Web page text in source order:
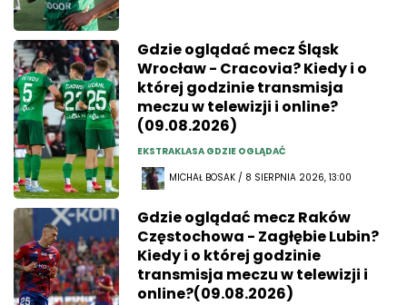
Gdzie oglądać mecz Śląsk
Wrocław - Cracovia? Kiedy i o
której godzinie transmisja
meczu w telewizji i online?
(09.08.2026)
EKSTRAKLASA GDZIE OGLĄDAĆ
MICHAŁ BOSAK / 8 SIERPNIA 2026, 13:00
Gdzie oglądać mecz Raków
Częstochowa - Zagłębie Lubin?
Kiedy i o której godzinie
transmisja meczu w telewizji i
online?(09.08.2026)